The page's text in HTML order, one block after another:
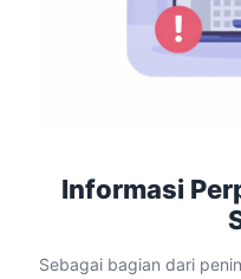
Informasi
Sebagai bagian dari